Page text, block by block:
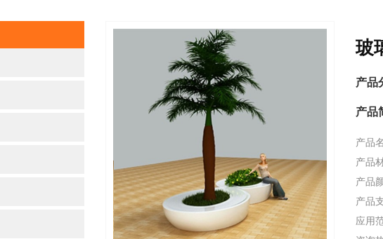
玻
产品
产品
产品
产品
产品
产品
应用